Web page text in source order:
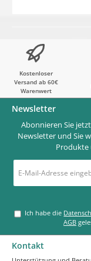
Kostenloser
Versand ab 60€
Warenwert
Newsletter
Abonnieren Sie
Newsletter und Sie
Produkte
Mail-
*
Ich habe die
AGB
Kontakt